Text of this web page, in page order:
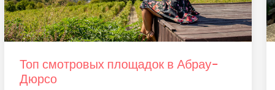
Топ смотровых площадок в Абрау-
Дюрсо